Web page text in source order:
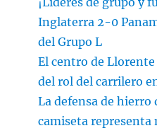
Inglaterra 2-0
del Grupo L
El centro de
del rol del carrilero
La defensa de hierro
camiseta representa